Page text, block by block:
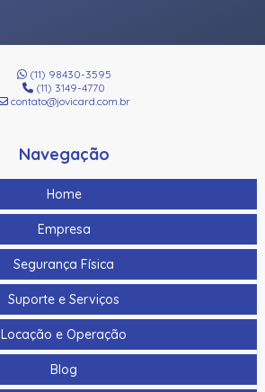
(11) 98430-3595
(11) 3149-4770
contato@jovicard.com.br
Navegação
Home
Empresa
Segurança Física
Suporte e Serviços
Locação e Operação
Blog